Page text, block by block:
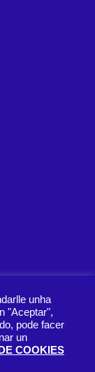
unha
"Aceptar",
pode facer
un
COOKIES